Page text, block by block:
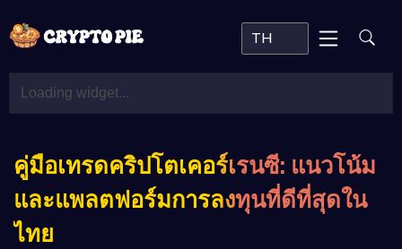
TH
คู่มือเทรดคริปโตเคอร์เรนซี: แนวโน้ม
และแพลตฟอร์มการลงทุนที่ดีที่สุดใน
ไทย